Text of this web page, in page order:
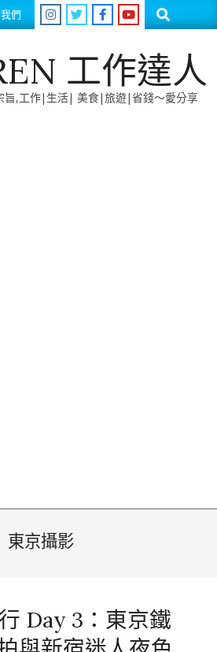
們 Search
工作達人
旨,工作|生活| 美食|旅遊|省錢～愛分享
東京攝影
Day 3：東京鐵